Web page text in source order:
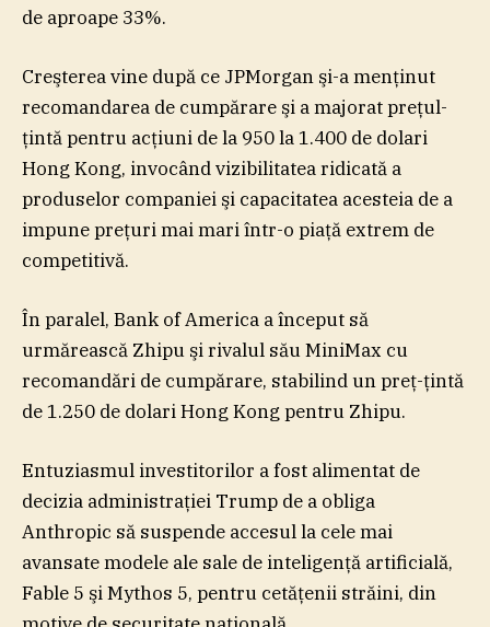
de aproape 33%.
Creşterea vine după ce JPMorgan şi-a menţinut
recomandarea de cumpărare şi a majorat preţul-
ţintă pentru acţiuni de la 950 la 1.400 de dolari
Hong Kong, invocând vizibilitatea ridicată a
produselor companiei şi capacitatea acesteia de a
impune preţuri mai mari într-o piaţă extrem de
competitivă.
În paralel, Bank of America a început să
urmărească Zhipu şi rivalul său MiniMax cu
recomandări de cumpărare, stabilind un preţ-ţintă
de 1.250 de dolari Hong Kong pentru Zhipu.
Entuziasmul investitorilor a fost alimentat de
decizia administraţiei Trump de a obliga
Anthropic să suspende accesul la cele mai
avansate modele ale sale de inteligenţă artificială,
Fable 5 şi Mythos 5, pentru cetăţenii străini, din